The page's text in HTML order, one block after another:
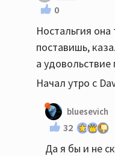
0
Ностальгия она
поставишь,
а удовольствие
Начал утро с
bluesevich
32
Да я бы и не